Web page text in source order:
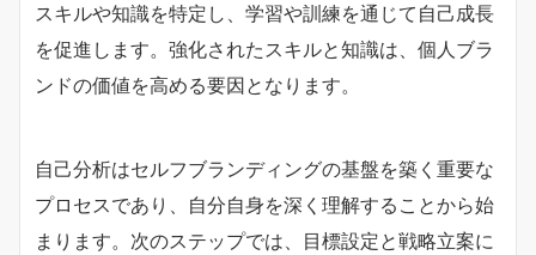
スキルや知識を特定し、学習や訓練を通じて自己成長
を促進します。強化されたスキルと知識は、個人ブラ
ンドの価値を高める要因となります。
自己分析はセルフブランディングの基盤を築く重要な
プロセスであり、自分自身を深く理解することから始
まります。次のステップでは、目標設定と戦略立案に